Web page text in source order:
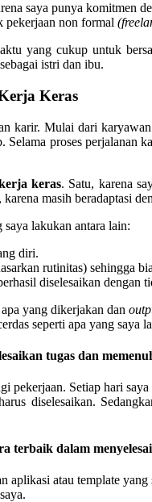
saya punya komitmen
pekerjaan non formal
yang cukup untuk
istri dan ibu.
Keras
karir. Mulai dari
proses perjalanan
keras. Satu, karena
masih beradaptasi
saya lakukan antara lain:
diri.
rutinitas) sehingga
diselesaikan dengan
yang dikerjakan dan
seperti apa yang saya
tugas dan
pekerjaan. Setiap hari
diselesaikan.
terbaik dalam
aplikasi atau template